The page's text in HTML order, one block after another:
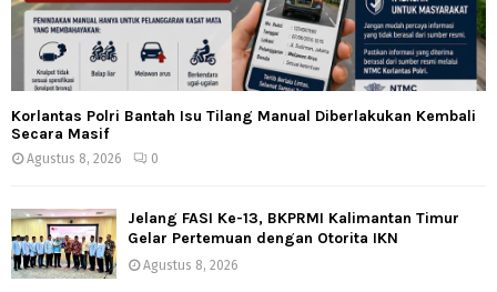
Korlantas Polri Bantah Isu Tilang Manual Diberlakukan Kembali
Secara Masif
Agustus 8, 2026 0
Jelang FASI Ke-13, BKPRMI Kalimantan Timur
Gelar Pertemuan dengan Otorita IKN
Agustus 8, 2026